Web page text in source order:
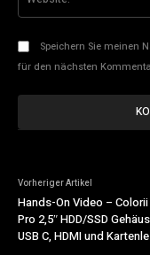
Speichern Sie meinen
für den nächsten
Vorheriger Artikel
Hands-On Video –
Pro 2,5″ HDD/SSD
USB C, HDMI und